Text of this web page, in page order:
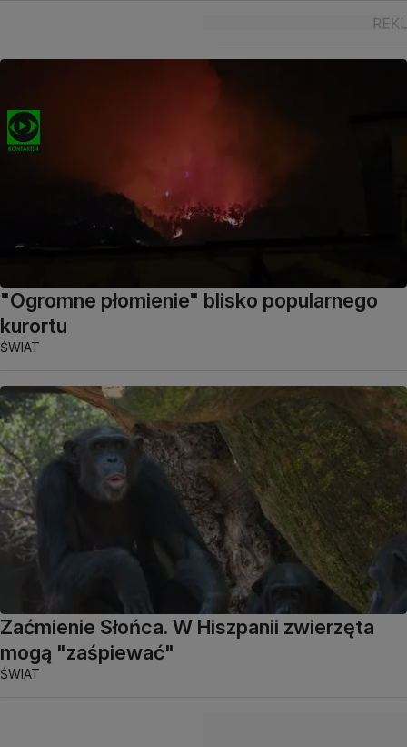
"Ogromne płomienie" blisko popularnego
kurortu
ŚWIAT
Zaćmienie Słońca. W Hiszpanii zwierzęta
mogą "zaśpiewać"
ŚWIAT